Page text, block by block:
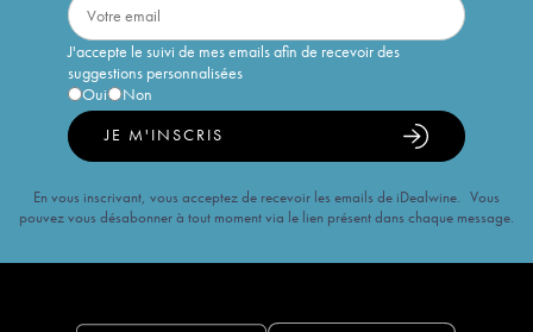
J'accepte le suivi de mes emails afin de recevoir des
suggestions personnalisées
Oui
Non
JE M'INSCRIS
En vous inscrivant, vous acceptez de recevoir les emails de iDealwine. Vous
pouvez vous désabonner à tout moment via le lien présent dans chaque message.